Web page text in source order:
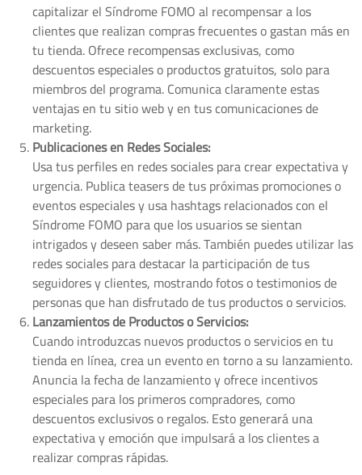
capitalizar el Síndrome FOMO al recompensar a los
clientes que realizan compras frecuentes o gastan más en
tu tienda. Ofrece recompensas exclusivas, como
descuentos especiales o productos gratuitos, solo para
miembros del programa. Comunica claramente estas
ventajas en tu sitio web y en tus comunicaciones de
marketing.
Publicaciones en Redes Sociales:
Usa tus perfiles en redes sociales para crear expectativa y
urgencia. Publica teasers de tus próximas promociones o
eventos especiales y usa hashtags relacionados con el
Síndrome FOMO para que los usuarios se sientan
intrigados y deseen saber más. También puedes utilizar las
redes sociales para destacar la participación de tus
seguidores y clientes, mostrando fotos o testimonios de
personas que han disfrutado de tus productos o servicios.
Lanzamientos de Productos o Servicios:
Cuando introduzcas nuevos productos o servicios en tu
tienda en línea, crea un evento en torno a su lanzamiento.
Anuncia la fecha de lanzamiento y ofrece incentivos
especiales para los primeros compradores, como
descuentos exclusivos o regalos. Esto generará una
expectativa y emoción que impulsará a los clientes a
realizar compras rápidas.